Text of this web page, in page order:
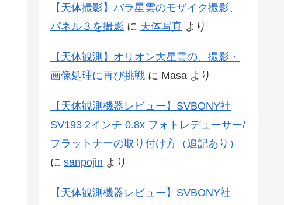
【天体撮影】バラ星雲のモザイク撮影、
パネル３を撮影 に 天体写真 より
【天体観測】オリオン大星雲の、撮影・
画像処理に再び挑戦 に Masa より
【天体観測機器レビュー】SVBONY社
SV193 2インチ 0.8x フォトレデューサー/
フラットナーの取り付け方（追記あり）
に sanpojin より
【天体観測機器レビュー】SVBONY社